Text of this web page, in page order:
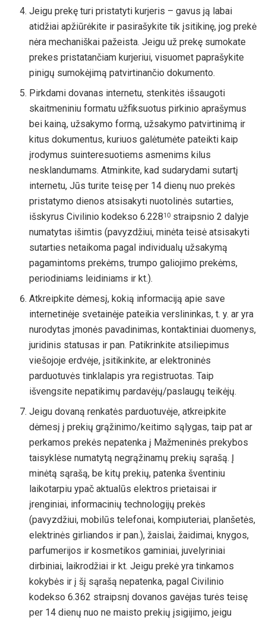
Jeigu prekę turi pristatyti kurjeris – gavus ją labai
atidžiai apžiūrėkite ir pasirašykite tik įsitikinę, jog prekė
nėra mechaniškai pažeista. Jeigu už prekę sumokate
prekes pristatančiam kurjeriui, visuomet paprašykite
pinigų sumokėjimą patvirtinančio dokumento.
Pirkdami dovanas internetu, stenkitės išsaugoti
skaitmeniniu formatu užfiksuotus pirkinio aprašymus
bei kainą, užsakymo formą, užsakymo patvirtinimą ir
kitus dokumentus, kuriuos galėtumėte pateikti kaip
įrodymus suinteresuotiems asmenims kilus
nesklandumams. Atminkite, kad sudarydami sutartį
internetu, Jūs turite teisę per 14 dienų nuo prekės
pristatymo dienos atsisakyti nuotolinės sutarties,
išskyrus Civilinio kodekso 6.22810 straipsnio 2 dalyje
numatytas išimtis (pavyzdžiui, minėta teisė atsisakyti
sutarties netaikoma pagal individualų užsakymą
pagamintoms prekėms, trumpo galiojimo prekėms,
periodiniams leidiniams ir kt.).
Atkreipkite dėmesį, kokią informaciją apie save
internetinėje svetainėje pateikia verslininkas, t. y. ar yra
nurodytas įmonės pavadinimas, kontaktiniai duomenys,
juridinis statusas ir pan. Patikrinkite atsiliepimus
viešojoje erdvėje, įsitikinkite, ar elektroninės
parduotuvės tinklalapis yra registruotas. Taip
išvengsite nepatikimų pardavėjų/paslaugų teikėjų.
Jeigu dovaną renkatės parduotuvėje, atkreipkite
dėmesį į prekių grąžinimo/keitimo sąlygas, taip pat ar
perkamos prekės nepatenka į Mažmeninės prekybos
taisyklėse numatytą negrąžinamų prekių sąrašą. Į
minėtą sąrašą, be kitų prekių, patenka šventiniu
laikotarpiu ypač aktualūs elektros prietaisai ir
įrenginiai, informacinių technologijų prekės
(pavyzdžiui, mobilūs telefonai, kompiuteriai, planšetės,
elektrinės girliandos ir pan.), žaislai, žaidimai, knygos,
parfumerijos ir kosmetikos gaminiai, juvelyriniai
dirbiniai, laikrodžiai ir kt. Jeigu prekė yra tinkamos
kokybės ir į šį sąrašą nepatenka, pagal Civilinio
kodekso 6.362 straipsnį dovanos gavėjas turės teisę
per 14 dienų nuo ne maisto prekių įsigijimo, jeigu